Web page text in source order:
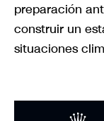
preparación
construir un
situaciones